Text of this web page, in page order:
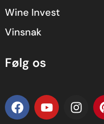
Wine Invest
Vinsnak
Følg os